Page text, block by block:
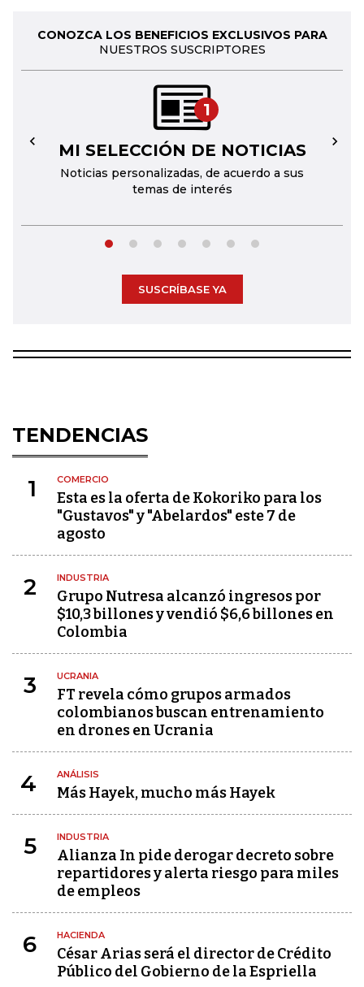
CONOZCA LOS BENEFICIOS EXCLUSIVOS PARA
NUESTROS SUSCRIPTORES
1
MI SELECCIÓN DE NOTICIAS
Noticias personalizadas, de acuerdo a sus
temas de interés
← →
SUSCRÍBASE YA
TENDENCIAS
1 COMERCIO
Esta es la oferta de Kokoriko para los
"Gustavos" y "Abelardos" este 7 de
agosto
2 INDUSTRIA
Grupo Nutresa alcanzó ingresos por
$10,3 billones y vendió $6,6 billones en
Colombia
3 UCRANIA
FT revela cómo grupos armados
colombianos buscan entrenamiento
en drones en Ucrania
4 ANÁLISIS
Más Hayek, mucho más Hayek
5 INDUSTRIA
Alianza In pide derogar decreto sobre
repartidores y alerta riesgo para miles
de empleos
6 HACIENDA
César Arias será el director de Crédito
Público del Gobierno de la Espriella